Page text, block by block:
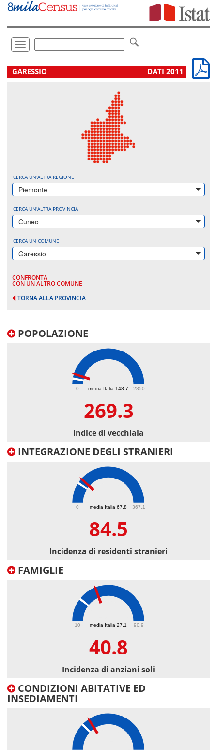
Vai
direttamente
Toggle
navigation
.
GARESSIO DATI 2011
CERCA UN'ALTRA REGIONE
Piemonte
CERCA UN'ALTRA PROVINCIA
Cuneo
CERCA UN COMUNE
Garessio
CONFRONTA
CON UN ALTRO COMUNE
TORNA ALLA PROVINCIA
POPOLAZIONE
media Italia 148.7
0 2850
269.3
Indice di vecchiaia
INTEGRAZIONE DEGLI STRANIERI
media Italia 67.8
0 367.1
84.5
Incidenza di residenti stranieri
FAMIGLIE
media Italia 27.1
10 90.9
40.8
Incidenza di anziani soli
CONDIZIONI ABITATIVE ED
INSEDIAMENTI